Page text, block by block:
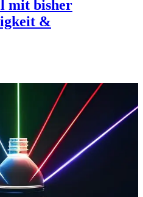
mit bisher
&